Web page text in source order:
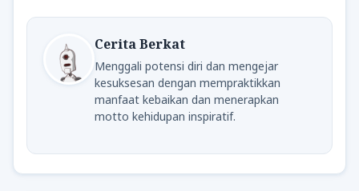
Cerita Berkat
Menggali potensi diri dan mengejar
kesuksesan dengan mempraktikkan
manfaat kebaikan dan menerapkan
motto kehidupan inspiratif.